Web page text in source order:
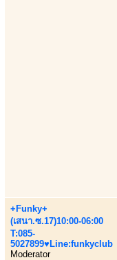
+Funky+
(เสนา.ซ.17)10:00-06:00
T:085-
5027899♥Line:funkyclub
Moderator